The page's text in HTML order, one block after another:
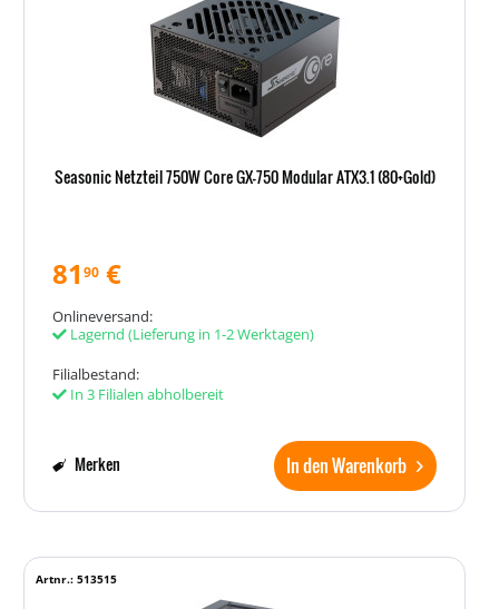
Seasonic Netzteil 750W Core GX-750 Modular ATX3.1 (80+Gold)
8190 €
Onlineversand:
Lagernd (Lieferung in 1-2 Werktagen)
Filialbestand:
In 3 Filialen abholbereit
In den Warenkorb
Merken
Artnr.: 513515